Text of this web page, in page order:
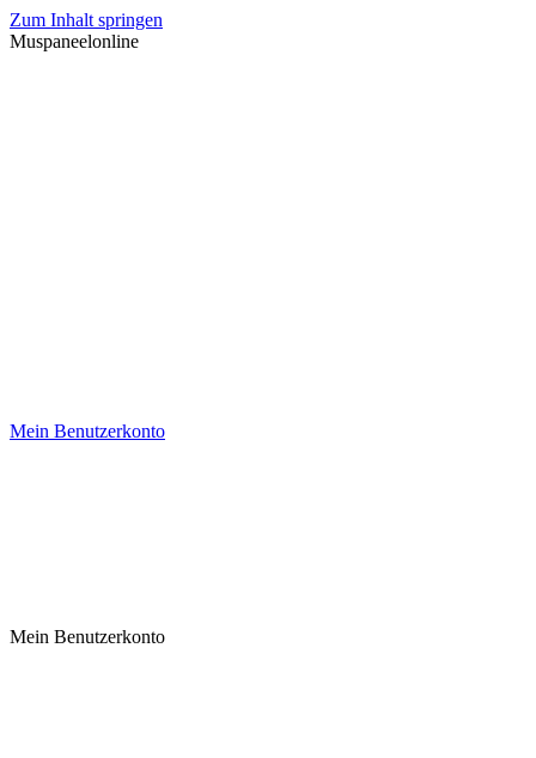
Zum Inhalt springen
Muspaneelonline
Mein Benutzerkonto
Mein Benutzerkonto